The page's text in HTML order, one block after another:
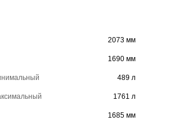
2073 мм
1690 мм
489 л
1761 л
1685 мм